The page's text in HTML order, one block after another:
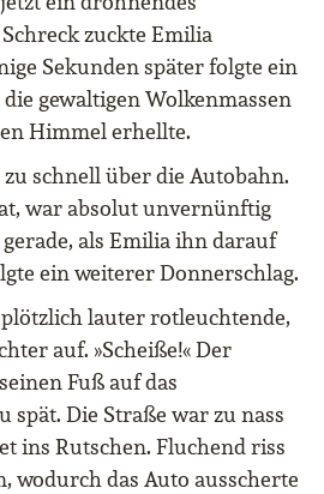
zuckte Emilia
Sekunden später folgte ein
gewaltigen Wolkenmassen
Himmel erhellte.
schnell über die Autobahn.
war absolut unvernünftig
als Emilia ihn darauf
ein weiterer Donnerschlag.
lauter rotleuchtende,
auf. »Scheiße!« Der
Fuß auf das
spät. Die Straße war zu nass
ins Rutschen. Fluchend riss
wodurch das Auto ausscherte